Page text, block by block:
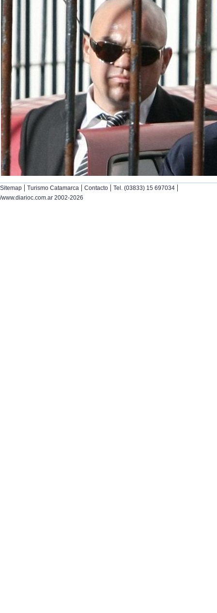
Sitemap | Turismo Catamarca | Contacto | Tel. (03833) 15 697034 |
/www.diarioc.com.ar 2002-2026